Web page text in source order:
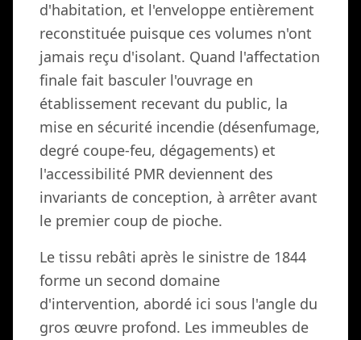
d'habitation, et l'enveloppe entièrement
reconstituée puisque ces volumes n'ont
jamais reçu d'isolant. Quand l'affectation
finale fait basculer l'ouvrage en
établissement recevant du public, la
mise en sécurité incendie (désenfumage,
degré coupe-feu, dégagements) et
l'accessibilité PMR deviennent des
invariants de conception, à arrêter avant
le premier coup de pioche.
Le tissu rebâti après le sinistre de 1844
forme un second domaine
d'intervention, abordé ici sous l'angle du
gros œuvre profond. Les immeubles de